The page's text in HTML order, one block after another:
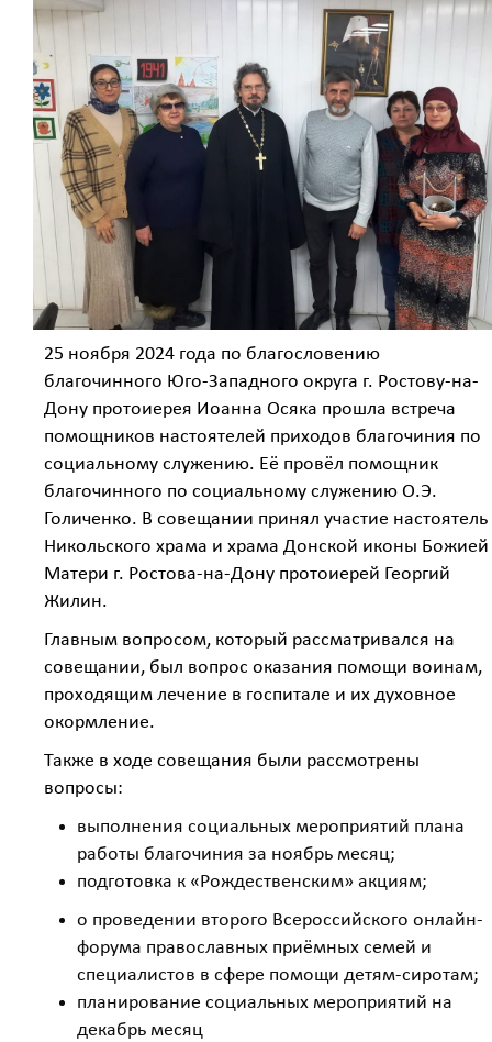
25 ноября 2024 года по благословению
благочинного Юго-Западного округа г. Ростову-на-
Дону протоиерея Иоанна Осяка прошла встреча
помощников настоятелей приходов благочиния по
социальному служению. Её провёл помощник
благочинного по социальному служению О.Э.
Голиченко. В совещании принял участие настоятель
Никольского храма и храма Донской иконы Божией
Матери г. Ростова-на-Дону протоиерей Георгий
Жилин.
Главным вопросом, который рассматривался на
совещании, был вопрос оказания помощи воинам,
проходящим лечение в госпитале и их духовное
окормление.
Также в ходе совещания были рассмотрены
вопросы:
выполнения социальных мероприятий плана
работы благочиния за ноябрь месяц;
подготовка к «Рождественским» акциям;
о проведении второго Всероссийского онлайн-
форума православных приёмных семей и
специалистов в сфере помощи детям-сиротам;
планирование социальных мероприятий на
декабрь месяц